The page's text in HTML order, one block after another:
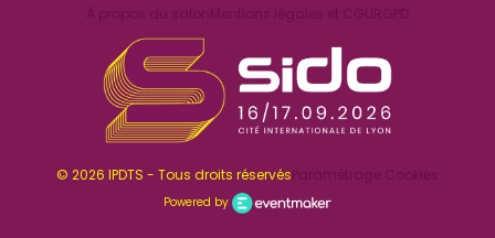
À propos du salonMentions légales et CGURGPD
© 2026 IPDTS - Tous droits réservésParamétrage Cookies
Powered by